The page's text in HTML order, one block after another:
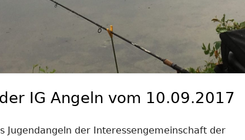
IG Angeln vom 10.09.2017
Jugendangeln der Interessengemeinschaft der